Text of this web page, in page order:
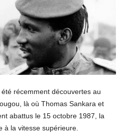
récemment découvertes au
là où Thomas Sankara et
abattus le 15 octobre 1987, la
à la vitesse supérieure.